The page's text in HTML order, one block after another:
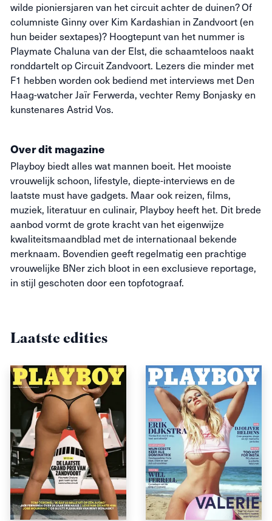
wilde pioniersjaren van het circuit achter de duinen? Of
columniste Ginny over Kim Kardashian in Zandvoort (en
hun beider sextapes)? Hoogtepunt van het nummer is
Playmate Chaluna van der Elst, die schaamteloos naakt
ronddartelt op Circuit Zandvoort. Lezers die minder met
F1 hebben worden ook bediend met interviews met Den
Haag-watcher Jaïr Ferwerda, vechter Remy Bonjasky en
kunstenares Astrid Vos.
Over dit magazine
Playboy biedt alles wat mannen boeit. Het mooiste
vrouwelijk schoon, lifestyle, diepte-interviews en de
laatste must have gadgets. Maar ook reizen, films,
muziek, literatuur en culinair, Playboy heeft het. Dit brede
aanbod vormt de grote kracht van het eigenwijze
kwaliteitsmaandblad met de internationaal bekende
merknaam. Bovendien geeft regelmatig een prachtige
vrouwelijke BNerzich bloot in een exclusieve reportage,
in stijl geschoten door een topfotograaf.
Laatste edities